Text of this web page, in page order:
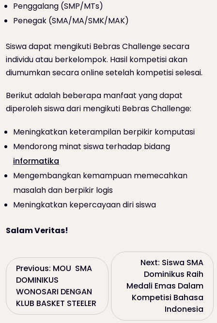
Penggalang (SMP/MTs)
Penegak (SMA/MA/SMK/MAK)
Siswa dapat mengikuti Bebras Challenge secara
individu atau berkelompok. Hasil kompetisi akan
diumumkan secara online setelah kompetisi selesai.
Berikut adalah beberapa manfaat yang dapat
diperoleh siswa dari mengikuti Bebras Challenge:
Meningkatkan keterampilan berpikir komputasi
Mendorong minat siswa terhadap bidang
informatika
Mengembangkan kemampuan memecahkan
masalah dan berpikir logis
Meningkatkan kepercayaan diri siswa
Salam Veritas!
P
s
Previous: MOU SMA
DOMINIKUS
WONOSARI DENGAN
KLUB BASKET STEELER
Next: Siswa SMA
Dominikus Raih
Medali Emas Dalam
Kompetisi Bahasa
Indonesia